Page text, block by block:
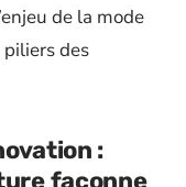
de la mode
piliers des
:
façonne